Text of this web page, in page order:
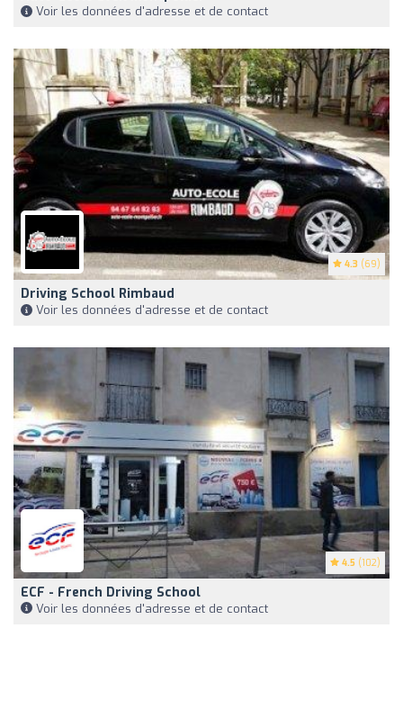
Voir les données d'adresse et de contact
4.3 (69)
Driving School Rimbaud
Voir les données d'adresse et de contact
4.5 (102)
ECF - French Driving School
Voir les données d'adresse et de contact